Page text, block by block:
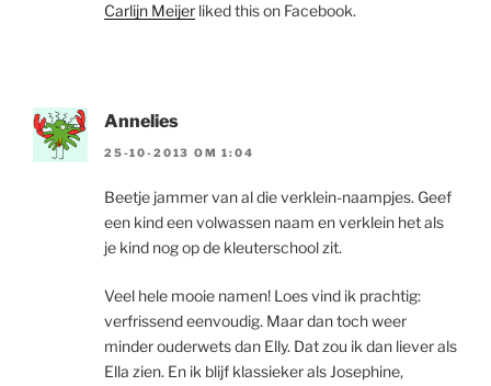
Carlijn Meijer liked this on Facebook.
Annelies
25-10-2013 OM 1:04
Beetje jammer van al die verklein-naampjes. Geef
een kind een volwassen naam en verklein het als
je kind nog op de kleuterschool zit.
Veel hele mooie namen! Loes vind ik prachtig:
verfrissend eenvoudig. Maar dan toch weer
minder ouderwets dan Elly. Dat zou ik dan liever als
Ella zien. En ik blijf klassieker als Josephine,